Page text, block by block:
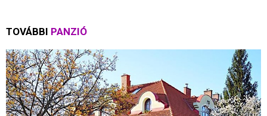
TOVÁBBI PANZIÓ